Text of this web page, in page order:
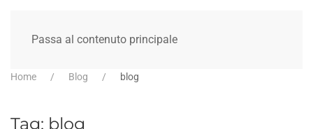
Passa al contenuto principale
Home Blog blog
Tag: blog